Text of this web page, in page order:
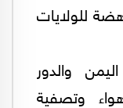
للولايات
والدور
وتصفية